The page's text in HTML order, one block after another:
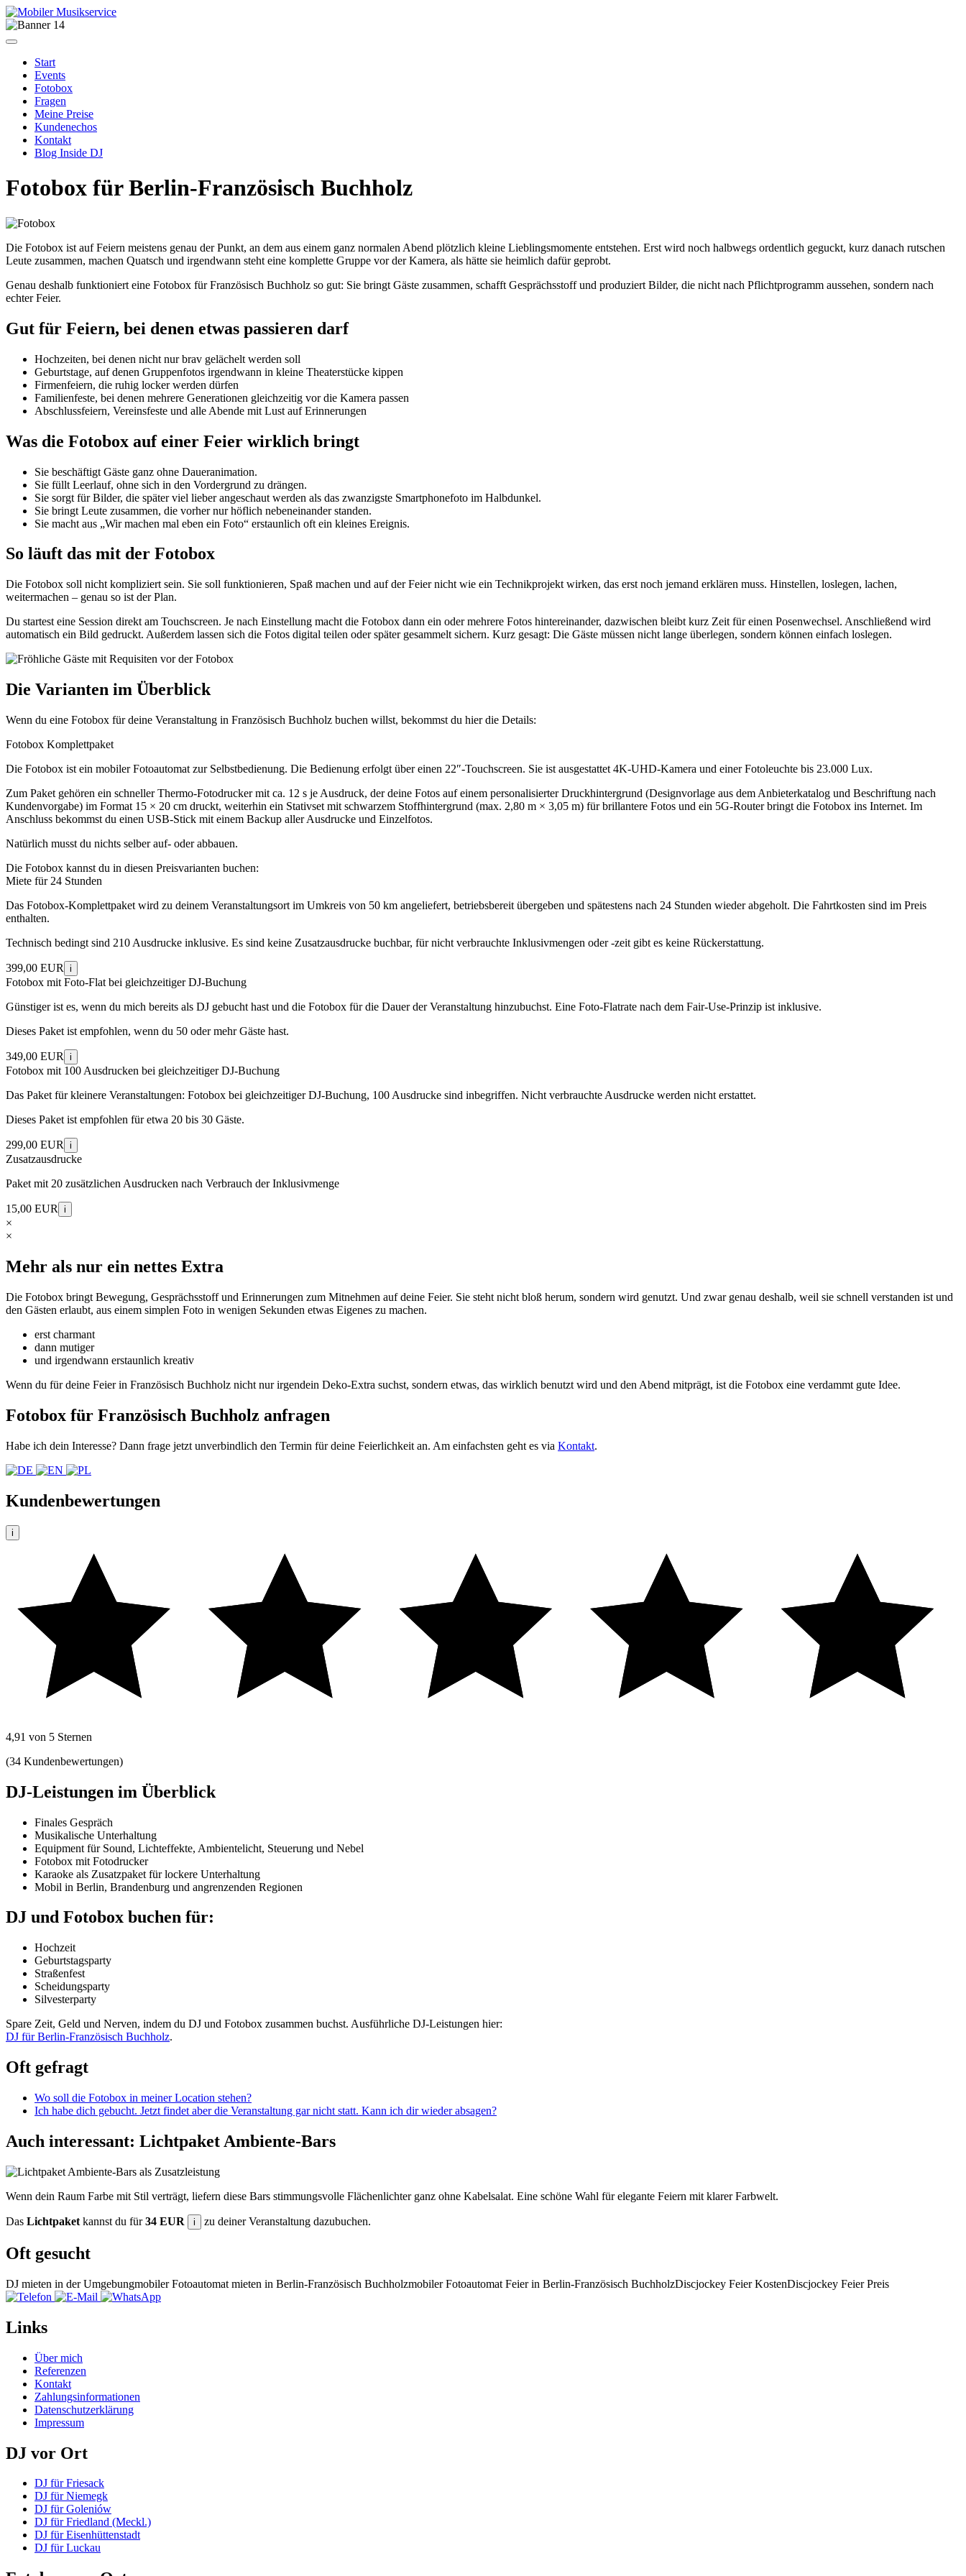
Start
Events
Fotobox
Fragen
Meine Preise
Kundenechos
Kontakt
Blog Inside DJ
Fotobox für Berlin-Französisch Buchholz
Die Fotobox ist auf Feiern meistens genau der Punkt, an dem aus einem ganz normalen Abend plötzlich kleine Lieblingsmomente entstehen. Erst wird noch halbwegs ordentlich geguckt, kurz danach rutschen
Leute zusammen, machen Quatsch und irgendwann steht eine komplette Gruppe vor der Kamera, als hätte sie heimlich dafür geprobt.
Genau deshalb funktioniert eine Fotobox für Französisch Buchholz so gut: Sie bringt Gäste zusammen, schafft Gesprächsstoff und produziert Bilder, die nicht nach Pflichtprogramm aussehen, sondern nach
echter Feier.
Gut für Feiern, bei denen etwas passieren darf
Hochzeiten, bei denen nicht nur brav gelächelt werden soll
Geburtstage, auf denen Gruppenfotos irgendwann in kleine Theaterstücke kippen
Firmenfeiern, die ruhig locker werden dürfen
Familienfeste, bei denen mehrere Generationen gleichzeitig vor die Kamera passen
Abschlussfeiern, Vereinsfeste und alle Abende mit Lust auf Erinnerungen
Was die Fotobox auf einer Feier wirklich bringt
Sie beschäftigt Gäste ganz ohne Daueranimation.
Sie füllt Leerlauf, ohne sich in den Vordergrund zu drängen.
Sie sorgt für Bilder, die später viel lieber angeschaut werden als das zwanzigste Smartphonefoto im Halbdunkel.
Sie bringt Leute zusammen, die vorher nur höflich nebeneinander standen.
Sie macht aus „Wir machen mal eben ein Foto“ erstaunlich oft ein kleines Ereignis.
So läuft das mit der Fotobox
Die Fotobox soll nicht kompliziert sein. Sie soll funktionieren, Spaß machen und auf der Feier nicht wie ein Technikprojekt wirken, das erst noch jemand erklären muss. Hinstellen, loslegen, lachen,
weitermachen – genau so ist der Plan.
Du startest eine Session direkt am Touchscreen. Je nach Einstellung macht die Fotobox dann ein oder mehrere Fotos hintereinander, dazwischen bleibt kurz Zeit für einen Posenwechsel. Anschließend wird
automatisch ein Bild gedruckt. Außerdem lassen sich die Fotos digital teilen oder später gesammelt sichern. Kurz gesagt: Die Gäste müssen nicht lange überlegen, sondern können einfach loslegen.
Die Varianten im Überblick
Wenn du eine Fotobox für deine Veranstaltung in Französisch Buchholz buchen willst, bekommst du hier die Details:
Fotobox Komplettpaket
Die Fotobox ist ein mobiler Fotoautomat zur Selbstbedienung. Die Bedienung erfolgt über einen 22″-Touchscreen. Sie ist ausgestattet 4K-UHD-Kamera und einer Fotoleuchte bis 23.000 Lux.
Zum Paket gehören ein schneller Thermo-Fotodrucker mit ca. 12 s je Ausdruck, der deine Fotos auf einem personalisierter Druckhintergrund (Designvorlage aus dem Anbieterkatalog und Beschriftung nach
Kundenvorgabe) im Format 15 × 20 cm druckt, weiterhin ein Stativset mit schwarzem Stoffhintergrund (max. 2,80 m × 3,05 m) für brillantere Fotos und ein 5G-Router bringt die Fotobox ins Internet. Im
Anschluss bekommst du einen USB-Stick mit einem Backup aller Ausdrucke und Einzelfotos.
Natürlich musst du nichts selber auf- oder abbauen.
Die Fotobox kannst du in diesen Preisvarianten buchen:
Miete für 24 Stunden
Das Fotobox-Komplettpaket wird zu deinem Veranstaltungsort im Umkreis von 50 km angeliefert, betriebsbereit übergeben und spätestens nach 24 Stunden wieder abgeholt. Die Fahrtkosten sind im Preis
enthalten.
Technisch bedingt sind 210 Ausdrucke inklusive. Es sind keine Zusatzausdrucke buchbar, für nicht verbrauchte Inklusivmengen oder -zeit gibt es keine Rückerstattung.
399,00 EUR i
Fotobox mit Foto-Flat bei gleichzeitiger DJ-Buchung
Günstiger ist es, wenn du mich bereits als DJ gebucht hast und die Fotobox für die Dauer der Veranstaltung hinzubuchst. Eine Foto-Flatrate nach dem Fair-Use-Prinzip ist inklusive.
Dieses Paket ist empfohlen, wenn du 50 oder mehr Gäste hast.
349,00 EUR i
Fotobox mit 100 Ausdrucken bei gleichzeitiger DJ-Buchung
Das Paket für kleinere Veranstaltungen: Fotobox bei gleichzeitiger DJ-Buchung, 100 Ausdrucke sind inbegriffen. Nicht verbrauchte Ausdrucke werden nicht erstattet.
Dieses Paket ist empfohlen für etwa 20 bis 30 Gäste.
299,00 EUR i
Zusatzausdrucke
Paket mit 20 zusätzlichen Ausdrucken nach Verbrauch der Inklusivmenge
15,00 EUR i
×
×
Mehr als nur ein nettes Extra
Die Fotobox bringt Bewegung, Gesprächsstoff und Erinnerungen zum Mitnehmen auf deine Feier. Sie steht nicht bloß herum, sondern wird genutzt. Und zwar genau deshalb, weil sie schnell verstanden ist und
den Gästen erlaubt, aus einem simplen Foto in wenigen Sekunden etwas Eigenes zu machen.
erst charmant
dann mutiger
und irgendwann erstaunlich kreativ
Wenn du für deine Feier in Französisch Buchholz nicht nur irgendein Deko-Extra suchst, sondern etwas, das wirklich benutzt wird und den Abend mitprägt, ist die Fotobox eine verdammt gute Idee.
Fotobox für Französisch Buchholz anfragen
Habe ich dein Interesse? Dann frage jetzt unverbindlich den Termin für deine Feierlichkeit an. Am einfachsten geht es via Kontakt.
Kundenbewertungen
i
4,91 von 5 Sternen
(34 Kundenbewertungen)
DJ-Leistungen im Überblick
Finales Gespräch
Musikalische Unterhaltung
Equipment für Sound, Lichteffekte, Ambientelicht, Steuerung und Nebel
Fotobox mit Fotodrucker
Karaoke als Zusatzpaket für lockere Unterhaltung
Mobil in Berlin, Brandenburg und angrenzenden Regionen
DJ und Fotobox buchen für:
Hochzeit
Geburtstagsparty
Straßenfest
Scheidungsparty
Silvesterparty
Spare Zeit, Geld und Nerven, indem du DJ und Fotobox zusammen buchst. Ausführliche DJ-Leistungen hier:
DJ für Berlin-Französisch Buchholz.
Oft gefragt
Wo soll die Fotobox in meiner Location stehen?
Ich habe dich gebucht. Jetzt findet aber die Veranstaltung gar nicht statt. Kann ich dir wieder absagen?
Auch interessant: Lichtpaket Ambiente-Bars
Wenn dein Raum Farbe mit Stil verträgt, liefern diese Bars stimmungsvolle Flächenlichter ganz ohne Kabelsalat. Eine schöne Wahl für elegante Feiern mit klarer Farbwelt.
Das Lichtpaket kannst du für34 EUR i zu deiner Veranstaltung dazubuchen.
Oft gesucht
DJ mieten in der Umgebungmobiler Fotoautomat mieten in Berlin-Französisch Buchholzmobiler Fotoautomat Feier in Berlin-Französisch BuchholzDiscjockey Feier KostenDiscjockey Feier Preis
Links
Über mich
Referenzen
Kontakt
Zahlungsinformationen
Datenschutzerklärung
Impressum
DJ vor Ort
DJ für Friesack
DJ für Niemegk
DJ für Goleniów
DJ für Friedland (Meckl.)
DJ für Eisenhüttenstadt
DJ für Luckau